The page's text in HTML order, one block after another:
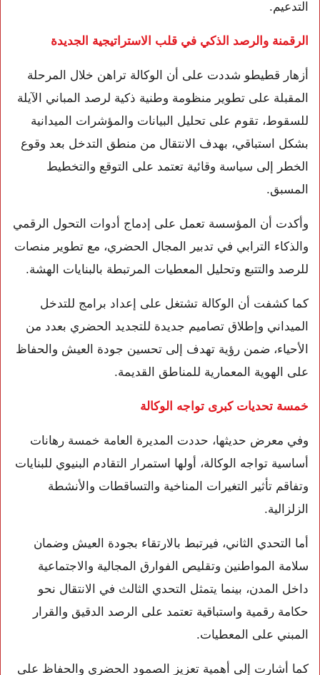
التدعيم.
الرقمنة والرصد الذكي في قلب الاستراتيجية الجديدة
أزهار قطيطو شددت على أن الوكالة تراهن خلال المرحلة
المقبلة على تطوير منظومة وطنية ذكية لرصد المباني الآيلة
للسقوط، تقوم على تحليل البيانات والمؤشرات الميدانية
بشكل استباقي، بهدف الانتقال من منطق التدخل بعد وقوع
الخطر إلى سياسة وقائية تعتمد على التوقع والتخطيط
المسبق.
وأكدت أن المؤسسة تعمل على إدماج أدوات التحول الرقمي
والذكاء الترابي في تدبير المجال الحضري، مع تطوير منصات
للرصد والتتبع وتحليل المعطيات المرتبطة بالبنايات الهشة.
كما كشفت أن الوكالة تشتغل على إعداد برامج للتدخل
الميداني وإطلاق تصاميم جديدة للتجديد الحضري بعدد من
الأحياء، ضمن رؤية تهدف إلى تحسين جودة العيش والحفاظ
على الهوية المعمارية للمناطق القديمة.
خمسة تحديات كبرى تواجه الوكالة
وفي معرض حديثها، حددت المديرة العامة خمسة رهانات
أساسية تواجه الوكالة، أولها استمرار التقادم البنيوي للبنايات
وتفاقم تأثير التغيرات المناخية والتساقطات والأنشطة
الزلزالية.
أما التحدي الثاني، فيرتبط بالارتقاء بجودة العيش وضمان
سلامة المواطنين وتقليص الفوارق المجالية والاجتماعية
داخل المدن، بينما يتمثل التحدي الثالث في الانتقال نحو
حكامة رقمية واستباقية تعتمد على الرصد الدقيق والقرار
المبني على المعطيات.
كما أشارت إلى أهمية تعزيز الصمود الحضري والحفاظ على